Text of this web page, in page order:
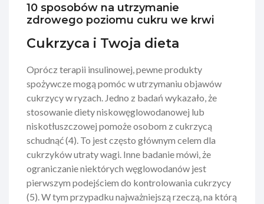
10 sposobów na utrzymanie
zdrowego poziomu cukru we krwi
Cukrzyca i Twoja dieta
Oprócz terapii insulinowej, pewne produkty
spożywcze mogą pomóc w utrzymaniu objawów
cukrzycy w ryzach. Jedno z badań wykazało, że
stosowanie diety niskowęglowodanowej lub
niskotłuszczowej pomoże osobom z cukrzycą
schudnąć (4). To jest często głównym celem dla
cukrzyków utraty wagi. Inne badanie mówi, że
ograniczanie niektórych węglowodanów jest
pierwszym podejściem do kontrolowania cukrzycy
(5). W tym przypadku najważniejszą rzeczą, na którą